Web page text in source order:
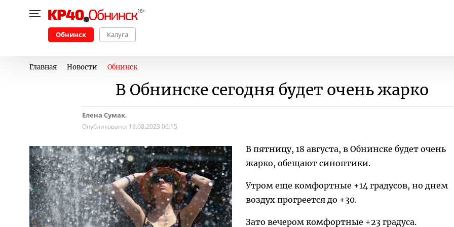
Обнинск Калуга
Главная Новости Обнинск
В Обнинске сегодня будет очень жарко
Елена Сумак.
Опубликовано: 18.08.2023 06:15
В пятницу, 18 августа, в Обнинске будет очень
жарко, обещают синоптики.
Утром еще комфортные +14 градусов, но днем
воздух прогреется до +30.
Зато вечером комфортные +23 градуса.